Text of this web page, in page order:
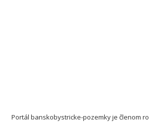
Portál banskobystricke-pozemky je členom